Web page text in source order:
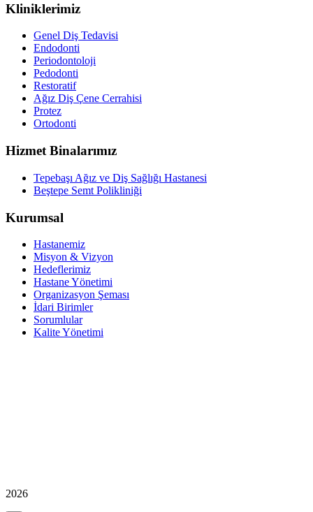
Kliniklerimiz
Genel Diş Tedavisi
Endodonti
Periodontoloji
Pedodonti
Restoratif
Ağız Diş Çene Cerrahisi
Protez
Ortodonti
Hizmet Binalarımız
Tepebaşı Ağız ve Diş Sağlığı Hastanesi
Beştepe Semt Polikliniği
Kurumsal
Hastanemiz
Misyon & Vizyon
Hedeflerimiz
Hastane Yönetimi
Organizasyon Şeması
İdari Birimler
Sorumlular
Kalite Yönetimi
2026